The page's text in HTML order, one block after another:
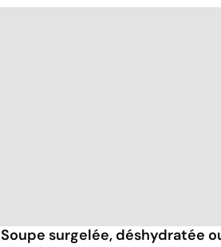
Soupe surgelée, déshydratée